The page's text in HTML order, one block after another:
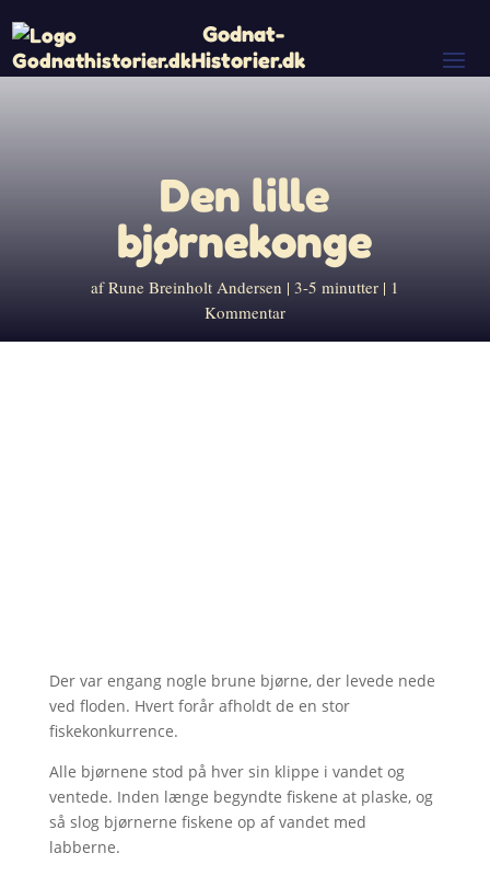
Godnat-
Historier.dk
Den lille
bjørnekonge
afRune Breinholt Andersen 3-5 minutter
1
Kommentar
Der var engang nogle brune bjørne, der levede nede
ved floden. Hvert forår afholdt de en stor
fiskekonkurrence.
Alle bjørnene stod på hver sin klippe i vandet og
ventede. Inden længe begyndte fiskene at plaske, og
så slog bjørnerne fiskene op af vandet med
labberne.